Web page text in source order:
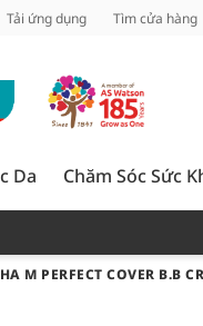
Tải ứng dụng Tìm cửa hàng
Da Chăm Sóc Sức
M PERFECT COVER B.B